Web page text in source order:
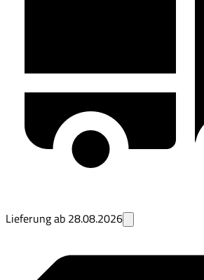
Lieferung ab 28.08.2026